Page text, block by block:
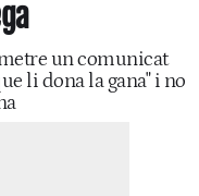
un comunicat
li dona la gana" i no